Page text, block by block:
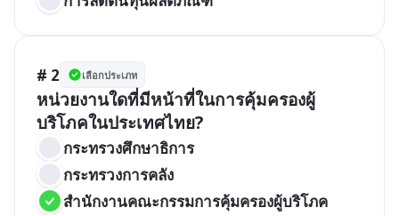
# 2 เลือกประเภท
หน่วยงานใดที่มีหน้าที่ในการคุ้มครองผู้
บริโภคในประเทศไทย?
กระทรวงศึกษาธิการ
กระทรวงการคลัง
สำนักงานคณะกรรมการคุ้มครองผู้บริโภค